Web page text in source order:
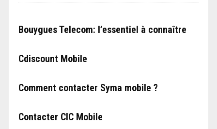
Bouygues Telecom: l’essentiel à connaître
Cdiscount Mobile
Comment contacter Syma mobile ?
Contacter CIC Mobile